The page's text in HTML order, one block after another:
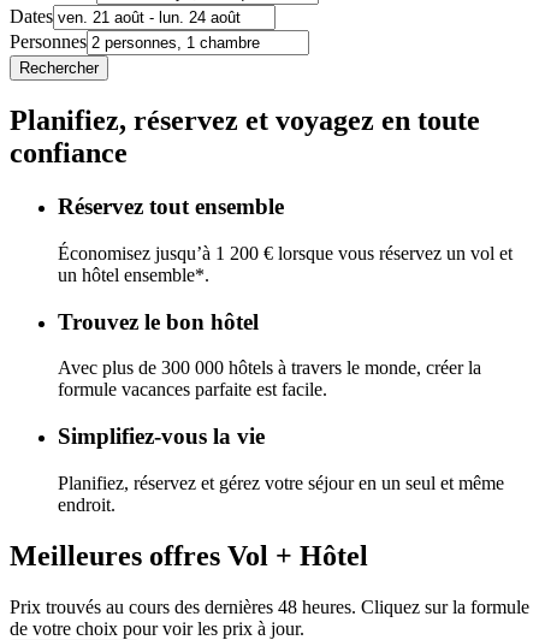
Dates
Personnes
Rechercher
Planifiez, réservez et voyagez en toute
confiance
Réservez tout ensemble
Économisez jusqu’à 1 200 € lorsque vous réservez un vol et
un hôtel ensemble*.
Trouvez le bon hôtel
Avec plus de 300 000 hôtels à travers le monde, créer la
formule vacances parfaite est facile.
Simplifiez-vous la vie
Planifiez, réservez et gérez votre séjour en un seul et même
endroit.
Meilleures offres Vol + Hôtel
Prix trouvés au cours des dernières 48 heures. Cliquez sur la formule
de votre choix pour voir les prix à jour.